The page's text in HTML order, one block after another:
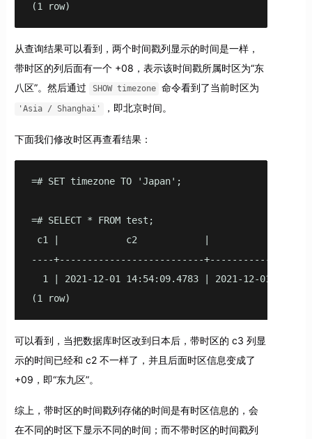
(1 row)
从查询结果可以看到，两个时间戳列显示的时间是一样，
带时区的列后面有一个 +08，表示该时间戳所属时区为“东
八区”。然后通过
SHOW timezone 命令看到了当前时区为
'Asia / Shanghai' ，即北京时间。
下面我们修改时区再查看结果：
=# SET timezone TO 'Japan';
=# SELECT * FROM test;
c1 |            c2            |             c3
----+--------------------------
1 | 2021-12-01 14:54:09.4783 | 2021-12-01
(1 row)
可以看到，当把数据库时区改到日本后，带时区的 c3 列显
示的时间已经和 c2 不一样了，并且后面时区信息变成了
+09，即“东九区”。
综上，带时区的时间戳列存储的时间是有时区信息的，会
在不同的时区下显示不同的时间；而不带时区的时间戳列